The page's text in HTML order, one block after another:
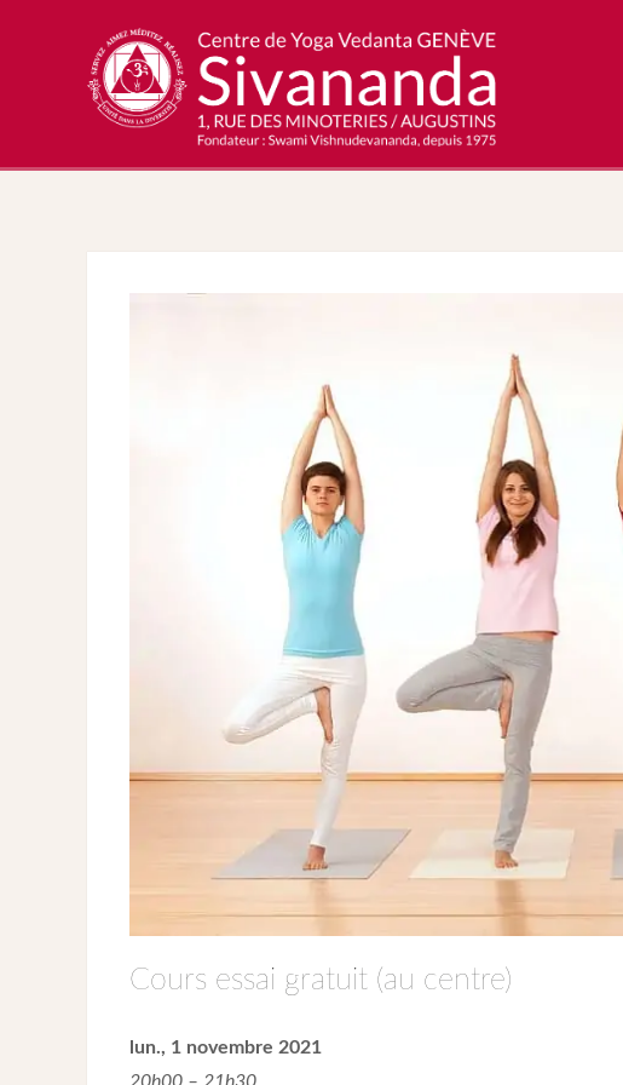
Cours essai gratuit (au centre)
lun., 1 novembre 2021